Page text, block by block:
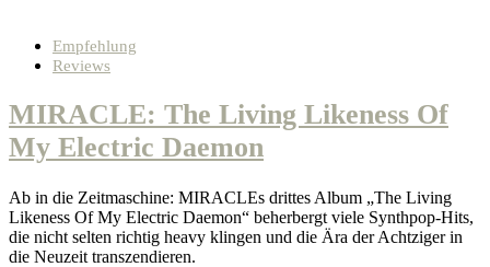
Empfehlung
Reviews
MIRACLE: The Living Likeness Of
My Electric Daemon
Ab in die Zeitmaschine: MIRACLEs drittes Album „The Living
Likeness Of My Electric Daemon“ beherbergt viele Synthpop-Hits,
die nicht selten richtig heavy klingen und die Ära der Achtziger in
die Neuzeit transzendieren.